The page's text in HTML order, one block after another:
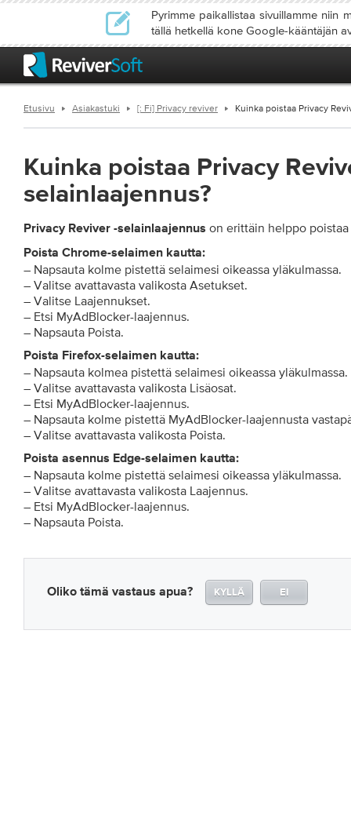
Pyrimme paikallistaa sivuillamme niin
tällä hetkellä kone Google-kääntäjän
Etusivu Asiakastuki [: Fi] Privacy reviver Kuinka poistaa Privacy
Kuinka poistaa Privacy
selainlaajennus?
Privacy Reviver -selainlaajennus on erittäin helppo
Poista Chrome-selaimen kautta:
– Napsauta kolme pistettä selaimesi oikeassa yläkulmassa.
– Valitse avattavasta valikosta Asetukset.
– Valitse Laajennukset.
– Etsi MyAdBlocker-laajennus.
– Napsauta Poista.
Poista Firefox-selaimen kautta:
– Napsauta kolmea pistettä selaimesi oikeassa yläkulmassa.
– Valitse avattavasta valikosta Lisäosat.
– Etsi MyAdBlocker-laajennus.
– Napsauta kolme pistettä MyAdBlocker-laajennusta
– Valitse avattavasta valikosta Poista.
Poista asennus Edge-selaimen kautta:
– Napsauta kolme pistettä selaimesi oikeassa yläkulmassa.
– Valitse avattavasta valikosta Laajennus.
– Etsi MyAdBlocker-laajennus.
– Napsauta Poista.
Oliko tämä vastaus apua? KYLLÄ EI